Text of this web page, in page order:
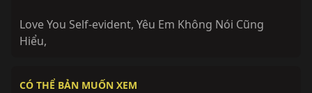
Love You Self-evident, Yêu Em Không Nói Cũng
Hiểu,
CÓ THỂ BẢN MUỐN XEM